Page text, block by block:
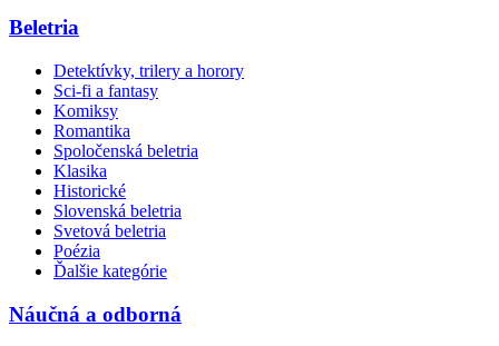
Beletria
Detektívky, trilery a horory
Sci-fi a fantasy
Komiksy
Romantika
Spoločenská beletria
Klasika
Historické
Slovenská beletria
Svetová beletria
Poézia
Ďalšie kategórie
Náučná a odborná